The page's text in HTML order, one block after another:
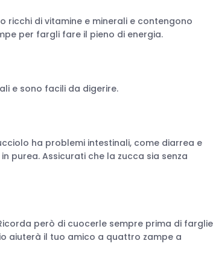
ricchi di vitamine e minerali e contengono
per fargli fare il pieno di energia.
e sono facili da digerire.
ha problemi intestinali, come diarrea e
purea. Assicurati che la zucca sia senza
però di cuocerle sempre prima di
aiuterà il tuo amico a quattro zampe a